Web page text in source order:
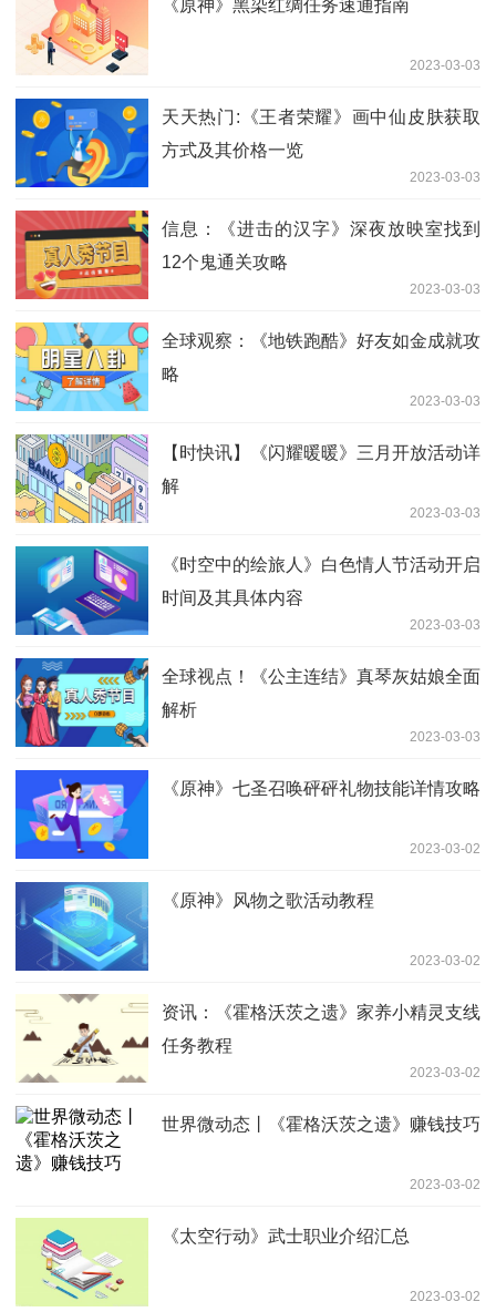
《原神》黑染红绸任务速通指南
2023-03-03
天天热门:《王者荣耀》画中仙皮肤获取
方式及其价格一览
2023-03-03
信息：《进击的汉字》深夜放映室找到
12个鬼通关攻略
2023-03-03
全球观察：《地铁跑酷》好友如金成就攻
略
2023-03-03
【时快讯】《闪耀暖暖》三月开放活动详
解
2023-03-03
《时空中的绘旅人》白色情人节活动开启
时间及其具体内容
2023-03-03
全球视点！《公主连结》真琴灰姑娘全面
解析
2023-03-03
《原神》七圣召唤砰砰礼物技能详情攻略
2023-03-02
《原神》风物之歌活动教程
2023-03-02
资讯：《霍格沃茨之遗》家养小精灵支线
任务教程
2023-03-02
世界微动态丨《霍格沃茨之遗》赚钱技巧
2023-03-02
《太空行动》武士职业介绍汇总
2023-03-02